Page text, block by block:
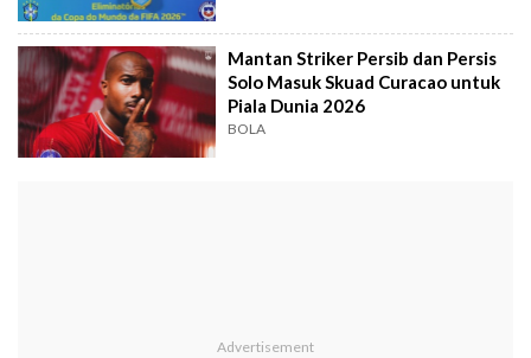
Mantan Striker Persib dan Persis
Solo Masuk Skuad Curacao untuk
Piala Dunia 2026
BOLA